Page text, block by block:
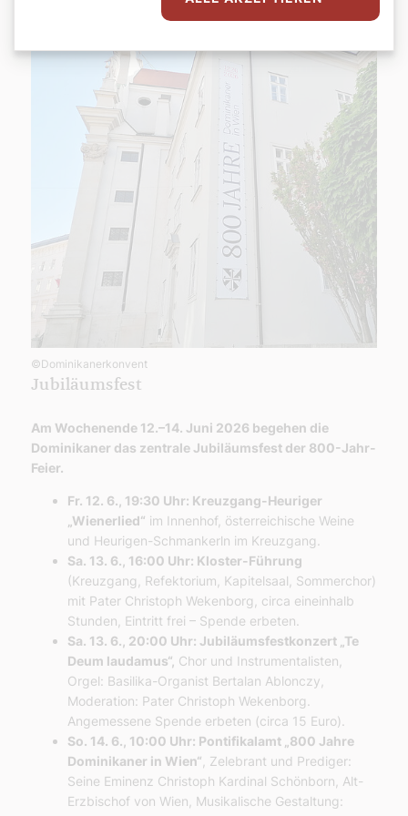
©Dominikanerkonvent
Jubiläumsfest
Am Wochenende 12.–14. Juni 2026 begehen die
Dominikaner das zentrale Jubiläumsfest der 800-Jahr-
Feier.
Fr. 12. 6., 19:30 Uhr: Kreuzgang-Heuriger
„Wienerlied“ im Innenhof, österreichische Weine
und Heurigen-Schmankerln im Kreuzgang.
Sa. 13. 6., 16:00 Uhr: Kloster-Führung
(Kreuzgang, Refektorium, Kapitelsaal, Sommerchor)
mit Pater Christoph Wekenborg, circa eineinhalb
Stunden, Eintritt frei – Spende erbeten.
Sa. 13. 6., 20:00 Uhr: Jubiläumsfestkonzert „Te
Deum laudamus“, Chor und Instrumentalisten,
Orgel: Basilika-Organist Bertalan Ablonczy,
Moderation: Pater Christoph Wekenborg.
Angemessene Spende erbeten (circa 15 Euro).
So. 14. 6., 10:00 Uhr: Pontifikalamt „800 Jahre
Dominikaner in Wien“ , Zelebrant und Prediger:
Seine Eminenz Christoph Kardinal Schönborn, Alt-
Erzbischof von Wien, Musikalische Gestaltung: